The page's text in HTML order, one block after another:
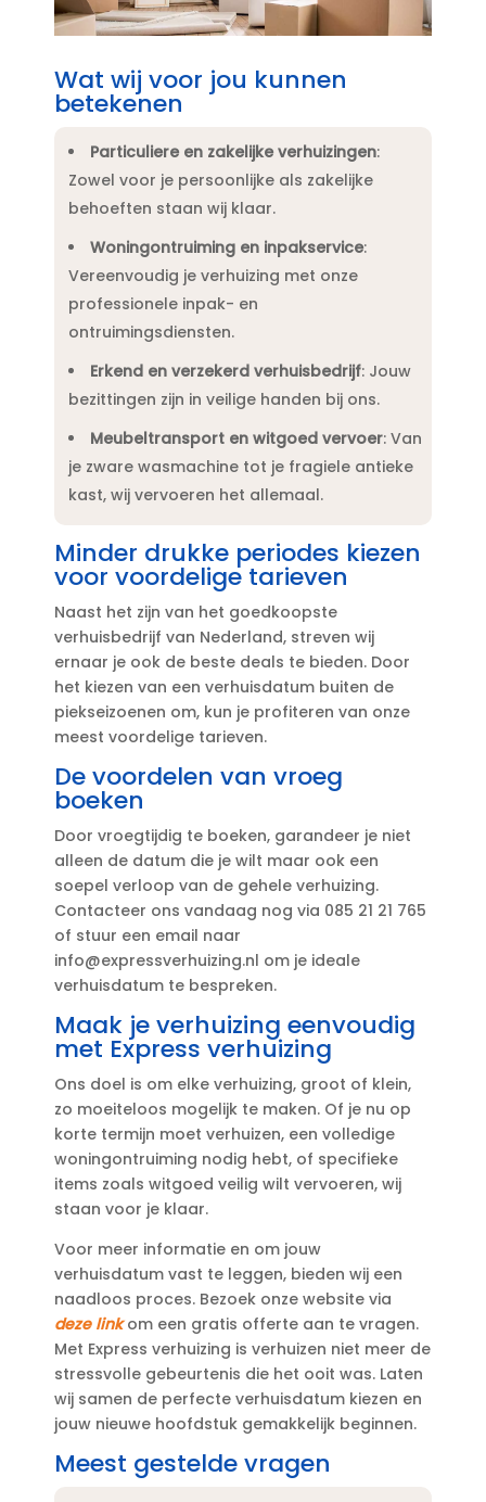
Wat wij voor jou kunnen
betekenen
Particuliere en zakelijke verhuizingen:
Zowel voor je persoonlijke als zakelijke
behoeften staan wij klaar.​
Woningontruiming en inpakservice:
Vereenvoudig je verhuizing met onze
professionele inpak- en
ontruimingsdiensten.​
Erkend en verzekerd verhuisbedrijf: Jouw
bezittingen zijn in veilige handen bij ons.​
Meubeltransport en witgoed vervoer: Van
je zware wasmachine tot je fragiele antieke
kast, wij vervoeren het allemaal.​
Minder drukke periodes kiezen
voor voordelige tarieven
Naast het zijn van het goedkoopste
verhuisbedrijf van Nederland, streven wij
ernaar je ook de beste deals te bieden.​ Door
het kiezen van een verhuisdatum buiten de
piekseizoenen om, kun je profiteren van onze
meest voordelige tarieven.​
De voordelen van vroeg
boeken
Door vroegtijdig te boeken, garandeer je niet
alleen de datum die je wilt maar ook een
soepel verloop van de gehele verhuizing.​
Contacteer ons vandaag nog via 085 21 21 765
of stuur een email naar
info@expressverhuizing.​nl om je ideale
verhuisdatum te bespreken.​
Maak je verhuizing eenvoudig
met Express verhuizing
Ons doel is om elke verhuizing, groot of klein,
zo moeiteloos mogelijk te maken.​ Of je nu op
korte termijn moet verhuizen, een volledige
woningontruiming nodig hebt, of specifieke
items zoals witgoed veilig wilt vervoeren, wij
staan voor je klaar.​
Voor meer informatie en om jouw
verhuisdatum vast te leggen, bieden wij een
naadloos proces.​ Bezoek onze website via
deze linkom een gratis offerte aan te vragen.​
Met Express verhuizing is verhuizen niet meer de
stressvolle gebeurtenis die het ooit was.​ Laten
wij samen de perfecte verhuisdatum kiezen en
jouw nieuwe hoofdstuk gemakkelijk beginnen.​
Meest gestelde vragen